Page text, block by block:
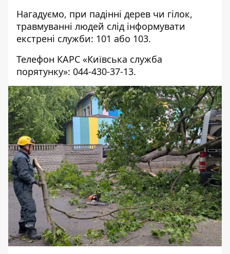
Нагадуємо, при падінні дерев чи гілок,
травмуванні людей слід інформувати
екстрені служби: 101 або 103.
Телефон КАРС «Київська служба
порятунку»: 044-430-37-13.